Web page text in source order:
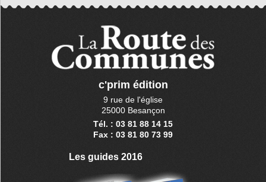
c'prim édition
9 rue de l'église
25000 Besançon
Tél. : 03 81 88 14 15
Fax : 03 81 80 73 99
Les guides 2016